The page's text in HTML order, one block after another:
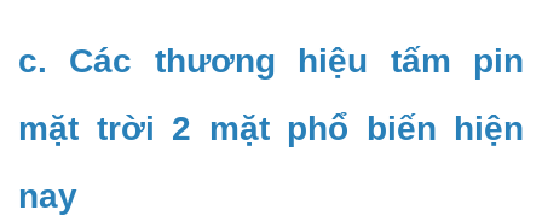
c. Các thương hiệu tấm pin
mặt trời 2 mặt phổ biến hiện
nay